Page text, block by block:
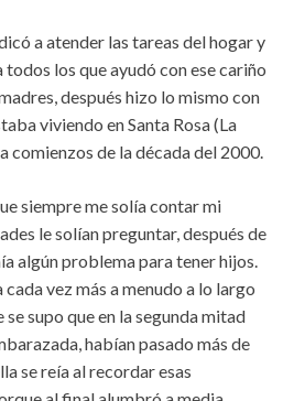
a atender las tareas del hogar y
todos los que ayudó con ese cariño
después hizo lo mismo con
viviendo en Santa Rosa (La
comienzos de la década del 2000.
siempre me solía contar mi
le solían preguntar, después de
algún problema para tener hijos.
vez más a menudo a lo largo
se supo que en la segunda mitad
habían pasado más de
se reía al recordar esas